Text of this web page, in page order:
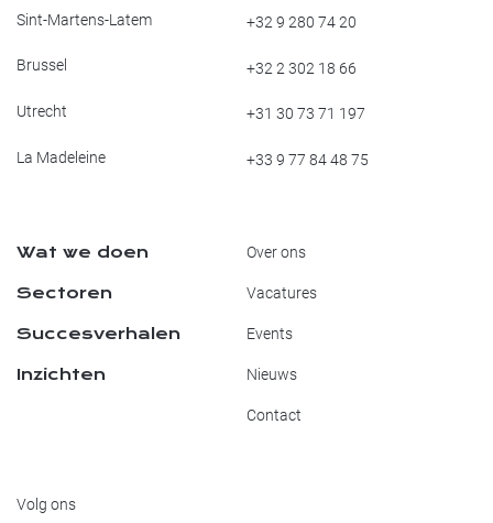
Sint-Martens-Latem +32 9 280 74 20
Brussel +32 2 302 18 66
Utrecht +31 30 73 71 197
La Madeleine +33 9 77 84 48 75
Wat we doen
Sectoren
Succesverhalen
Inzichten
Over ons
Vacatures
Events
Nieuws
Contact
Volg ons